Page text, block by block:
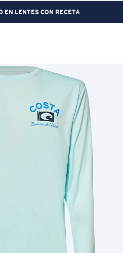
EN LENTES CON RECETA
Precio: Sin cargo
Sin cargo